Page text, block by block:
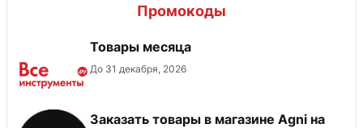
Промокоды
Товары месяца
До 31 декабря, 2026
Заказать товары в магазине Agni на